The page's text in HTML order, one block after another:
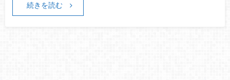
続きを読む